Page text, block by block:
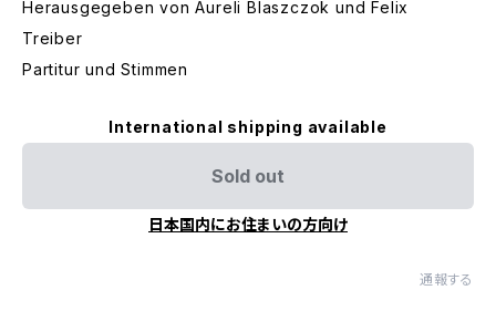
Herausgegeben von Aureli Blaszczok und Felix
Treiber
Partitur und Stimmen
International shipping available
Sold out
日本国内にお住まいの方向け
通報する